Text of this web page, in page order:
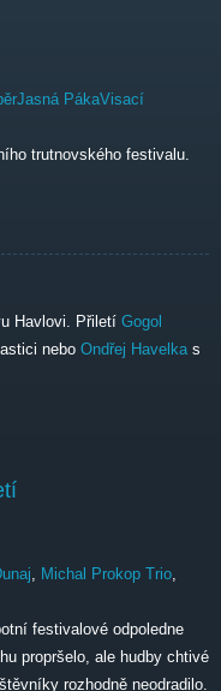
Jasná PákaVisací
trutnovského festivalu.
Havlovi. Přiletí Gogol
nebo Ondřej Havelka s
Michal Prokop Trio
festivalové odpoledne
propršelo, ale hudby chtivé
rozhodně neodradilo.